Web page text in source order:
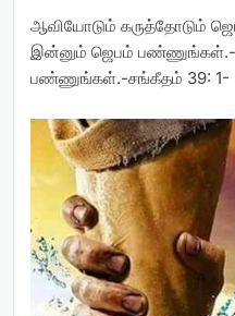
ஆவியோடும் கருத்தோடும்
இன்னும் ஜெபம் பண்ணுங்கள்.-
பண்ணுங்கள்.-சங்கீதம் 39: 1-